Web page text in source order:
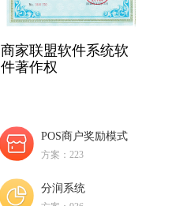
商家联盟软件系统软
件著作权
POS商户奖励模式
方案：223
分润系统